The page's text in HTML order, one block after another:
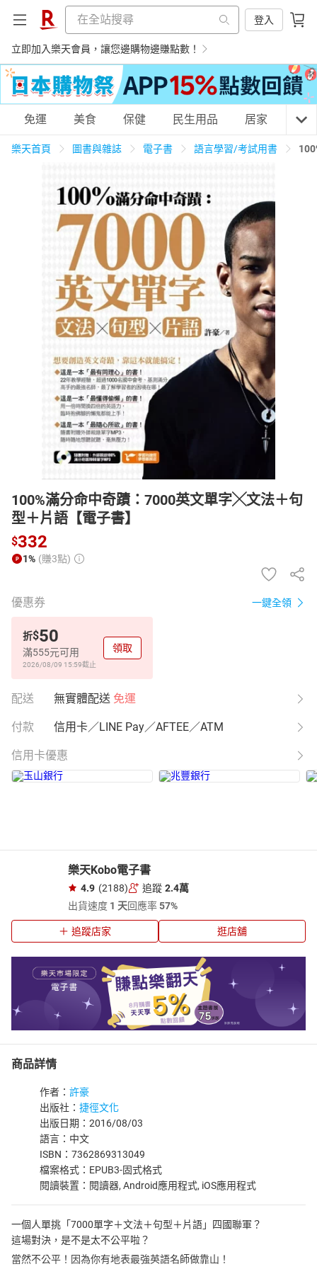
登入
立即加入樂天會員，讓您邊購物邊賺點數！
購物網分類
天天免運 美食蛋糕 養生保健
3C家電 運動休閒 親子玩具
女裝 男裝 化妝保養 情趣用品
日本購物 電子/紙本書
HOT
免運 美食 保健 民生用品 居家 3C
樂天首頁 圖書與雜誌 電子書 語言學習/考試用書
100%滿分命中奇蹟：7000英文單字╳文法＋句
型＋片語【電子書】
$332
1% (賺3點)
優惠券 一鍵全領
折$50
滿555元可用
2026/08/09 15:59截止
領取
配送 無實體配送 免運
付款 信用卡／LINE Pay／AFTEE／ATM
信用卡優惠
樂天Kobo電子書
4.9 (2188) 追蹤 2.4萬
出貨速度 1 天回應率57%
追蹤店家 逛店舖
商品詳情
作者： 許豪
出版社： 捷徑文化
出版日期：2016/08/03
語言：中文
ISBN：7362869313049
檔案格式：EPUB3-固式格式
閱讀裝置：閱讀器, Android應用程式, iOS應用程式
一個人單挑「7000單字＋文法＋句型＋片語」四國聯軍？
這場對決，是不是太不公平啦？
當然不公平！因為你有地表最強英語名師做靠山！